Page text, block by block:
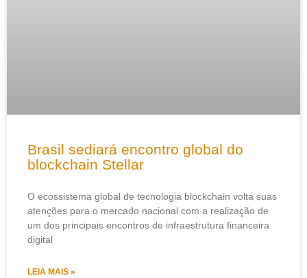
Brasil sediará encontro global do
blockchain Stellar
O ecossistema global de tecnologia blockchain volta suas
atenções para o mercado nacional com a realização de
um dos principais encontros de infraestrutura financeira
digital
LEIA MAIS »